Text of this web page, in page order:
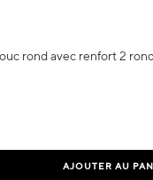
rond avec renfort 2
AJOUTER AU